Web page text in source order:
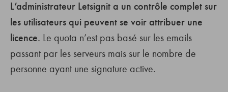
L’administrateur Letsignit a un contrôle complet sur
les utilisateurs qui peuvent se voir attribuer une
licence. Le quota n’est pas basé sur les emails
passant par les serveurs mais sur le nombre de
personne ayant une signature active.